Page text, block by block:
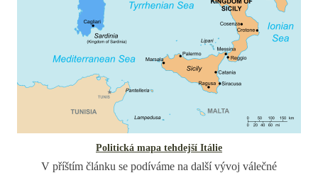
Politická mapa tehdejší Itálie
V příštím článku se podíváme na další vývoj válečné